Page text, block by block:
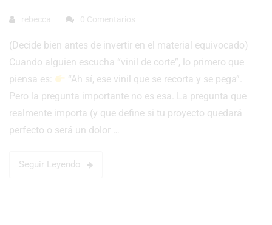
rebecca 0 Comentarios
(Decide bien antes de invertir en el material equivocado)
Cuando alguien escucha “vinil de corte”, lo primero que
piensa es:
“Ah sí, ese vinil que se recorta y se pega”.
Pero la pregunta importante no es esa. La pregunta que
realmente importa (y que define si tu proyecto quedará
perfecto o será un dolor …
Seguir Leyendo